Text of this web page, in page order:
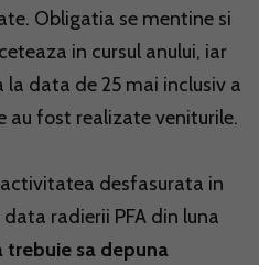
Obligatia se mentine si
in cursul anului, iar
data de 25 mai inclusiv a
au fost realizate veniturile.
desfasurata in
radierii PFA din luna
trebuie sa depuna